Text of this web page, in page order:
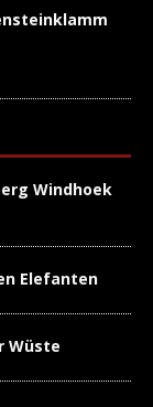
Windhoek
Elefanten
Wüste